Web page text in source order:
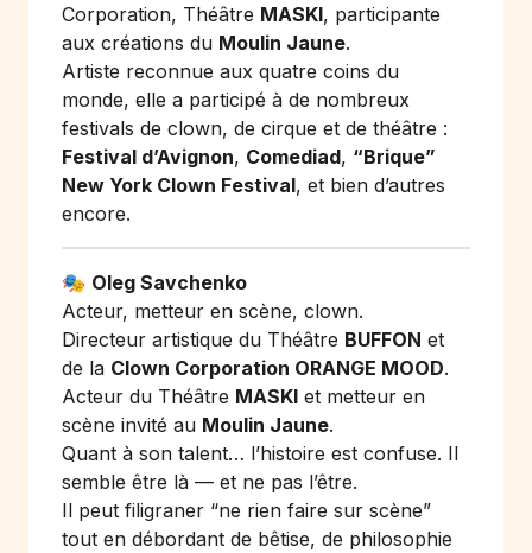
Corporation, Théâtre MASKI, participante
aux créations du Moulin Jaune.
Artiste reconnue aux quatre coins du
monde, elle a participé à de nombreux
festivals de clown, de cirque et de théâtre :
Festival d’Avignon, Comediad, “Brique”
New York Clown Festival, et bien d’autres
encore.
🎭 Oleg Savchenko
Acteur, metteur en scène, clown.
Directeur artistique du Théâtre BUFFON et
de la Clown Corporation ORANGE MOOD.
Acteur du Théâtre MASKI et metteur en
scène invité au Moulin Jaune.
Quant à son talent… l’histoire est confuse. Il
semble être là — et ne pas l’être.
Il peut filigraner “ne rien faire sur scène”
tout en débordant de bêtise, de philosophie